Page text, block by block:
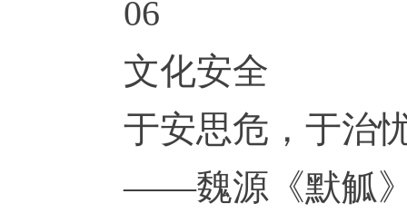
06
文化安全
于安思危，于治
——魏源《默觚